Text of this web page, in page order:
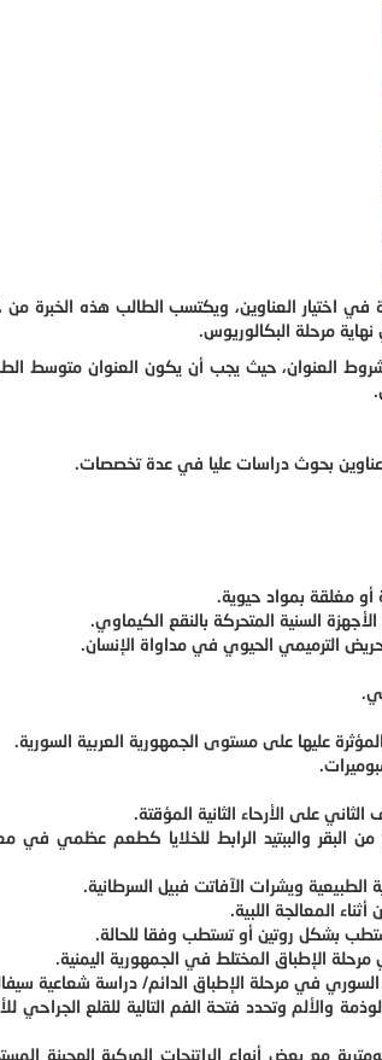
في اختيار العناوين، ويكتسب الطالب هذه الخبرة
مرحلة البكالوريوس.
العنوان، حيث يجب أن يكون العنوان متوسط
عناوين بحوث دراسات عليا في عدة تخصصات.
أو مغلقة بمواد حيوية.
السنية المتحركة بالنقع الكيماوي.
والتحريض الترميمي الحيوي في مداواة الإنسان.
عليها على مستوى الجمهورية العربية السورية.
على الأرحاء الثانية المؤقتة.
البقر والببتيد الرابط للخلايا كطعم عظمي في
الطبيعية ويشرات الآفاتت فبيل السرطانية.
المعالجة اللبية.
بشكل روتين أو تستطب وفقا للحالة.
الإطباق المختلط في الجمهورية اليمنية.
في مرحلة الإطباق الدائم/ دراسة شعاعية
والألم وتحدد فتحة الفم التالية للقلع الجراحي
مع بعض أنواع الراتنجات المركبة الهجينة